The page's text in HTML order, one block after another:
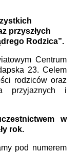
przyszłych
Rodzica”.
Centrum
23. Celem
rodziców oraz
przyjaznych i
w
rok.
pod numerem